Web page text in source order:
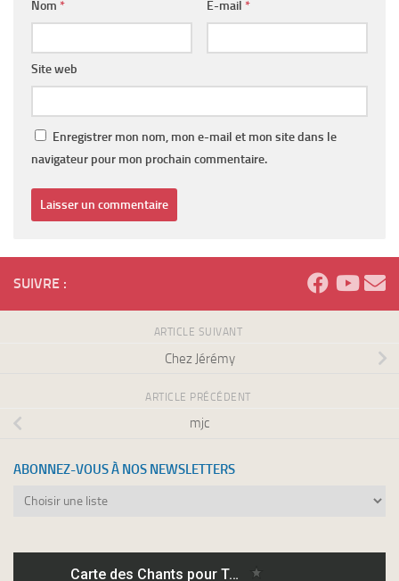
Nom * E-mail *
Site web
Enregistrer mon nom, mon e-mail et mon site dans le
navigateur pour mon prochain commentaire.
SUIVRE :
ARTICLE SUIVANT
Chez Jérémy
ARTICLE PRÉCÉDENT
mjc
ABONNEZ-VOUS À NOS NEWSLETTERS
Abonnez-